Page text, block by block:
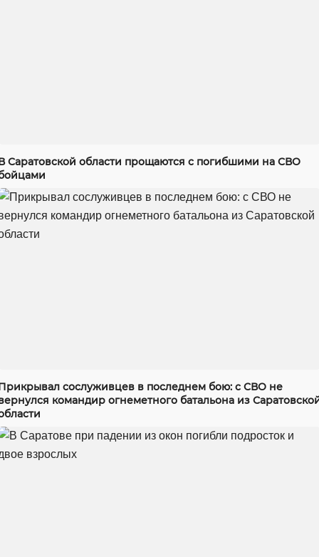
Саратовской области прощаются с погибшими на СВО
сослуживцев в последнем бою: с СВО не
командир огнеметного батальона из